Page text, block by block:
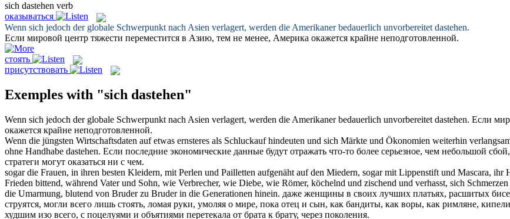
sich dastehen verb
оказываться
Wenn sich jedoch der globale Schwerpunkt nach Asien verlagert, werden die Amerikaner bedauerlich unvorbereitet dastehen.
Если мировой центр тяжести переместится в Азию, тем не менее, Америка окажется крайне неподготовленной.
стоять
присутствовать
Exemples with "sich dastehen"
Wenn sich jedoch der globale Schwerpunkt nach Asien verlagert, werden die Amerikaner bedauerlich unvorbereitet dastehen. Если
окажется крайне неподготовленной.
Wenn die jüngsten Wirtschaftsdaten auf etwas ernsteres als Schluckauf hindeuten und sich Märkte und Ökonomien weiterhin
ohne Handhabe dastehen. Если последние экономические данные будут отражать что-то более серьезное, чем небольшой
стратеги могут оказаться ни с чем.
sogar die Frauen, in ihren besten Kleidern, mit Perlen und Pailletten aufgenäht auf den Miedern, sogar mit Lippenstift und Mascara, ihr
Frieden bittend, während Vater und Sohn, wie Verbrecher, wie Diebe, wie Römer, köchelnd und zischend und verhasst, sich
die Umarmung, blutend von Bruder zu Bruder in die Generationen hinein. даже женщины в своих лучших платьях, расшитых
струятся, могли всего лишь стоять, ломая руки, умоляя о мире, пока отец и сын, как бандиты, как воры, как римляне,
худшим изо всего, с поцелуями и объятиями перетекала от брата к брату, через поколения.